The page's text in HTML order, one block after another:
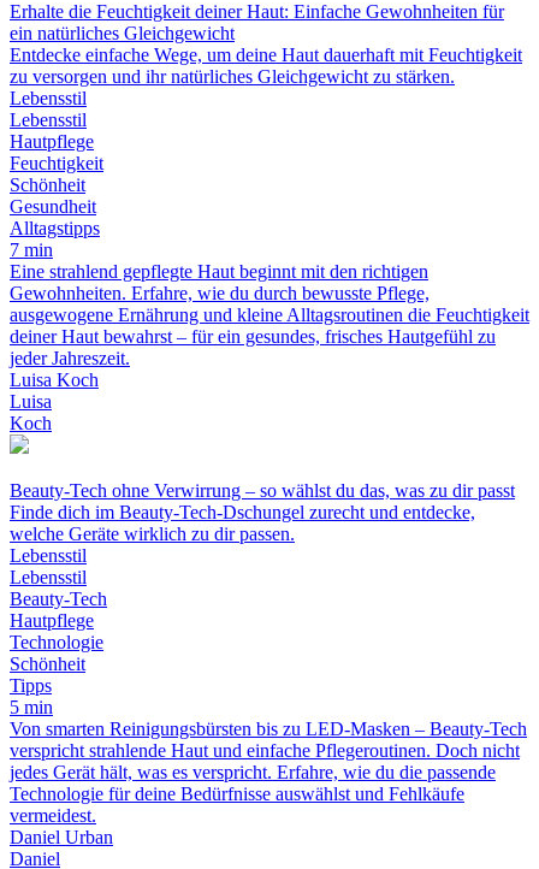
Erhalte die Feuchtigkeit deiner Haut: Einfache Gewohnheiten für
ein natürliches Gleichgewicht
Entdecke einfache Wege, um deine Haut dauerhaft mit Feuchtigkeit
zu versorgen und ihr natürliches Gleichgewicht zu stärken.
Lebensstil
Lebensstil
Hautpflege
Feuchtigkeit
Schönheit
Gesundheit
Alltagstipps
7 min
Eine strahlend gepflegte Haut beginnt mit den richtigen
Gewohnheiten. Erfahre, wie du durch bewusste Pflege,
ausgewogene Ernährung und kleine Alltagsroutinen die Feuchtigkeit
deiner Haut bewahrst – für ein gesundes, frisches Hautgefühl zu
jeder Jahreszeit.
Luisa Koch
Luisa
Koch
Beauty-Tech ohne Verwirrung – so wählst du das, was zu dir passt
Finde dich im Beauty-Tech-Dschungel zurecht und entdecke,
welche Geräte wirklich zu dir passen.
Lebensstil
Lebensstil
Beauty-Tech
Hautpflege
Technologie
Schönheit
Tipps
5 min
Von smarten Reinigungsbürsten bis zu LED-Masken – Beauty-Tech
verspricht strahlende Haut und einfache Pflegeroutinen. Doch nicht
jedes Gerät hält, was es verspricht. Erfahre, wie du die passende
Technologie für deine Bedürfnisse auswählst und Fehlkäufe
vermeidest.
Daniel Urban
Daniel